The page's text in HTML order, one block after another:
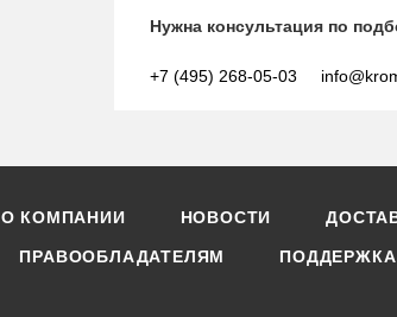
Нужна консультация по
+7 (495) 268-05-03
О КОМПАНИИ НОВОСТИ
ПРАВООБЛАДАТЕЛЯМ ПОДДЕРЖКА